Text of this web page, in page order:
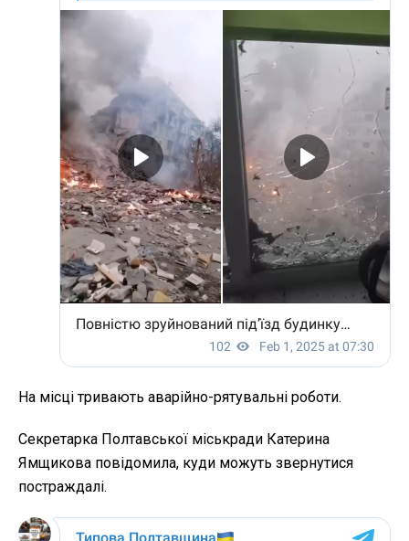
На місці тривають аварійно-рятувальні роботи.
Секретарка Полтавської міськради Катерина
Ямщикова повідомила, куди можуть звернутися
постраждалі.